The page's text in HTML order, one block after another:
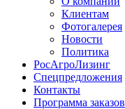
Клиентам
Фотогалерея
Новости
Политика
РосАгроЛизинг
Спецпредложения
Контакты
Программа заказов